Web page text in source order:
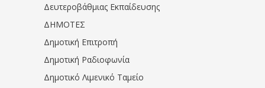
Δευτεροβάθμιας Εκπαίδευσης
ΔΗΜΟΤΕΣ
Δημοτική Επιτροπή
Δημοτική Ραδιοφωνία
Δημοτικό Λιμενικό Ταμείο